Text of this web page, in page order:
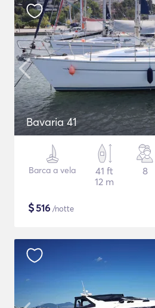
Bavaria 41
Barca a vela
41 ft
12 m
8
$516 /notte